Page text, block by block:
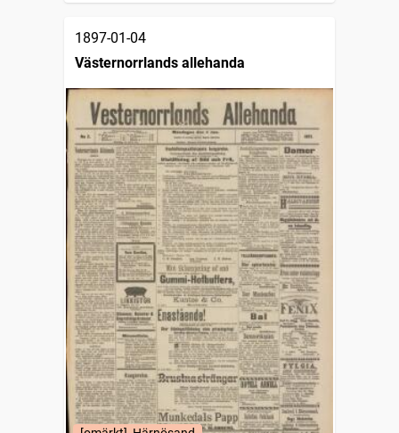
1897-01-04
Västernorrlands allehanda